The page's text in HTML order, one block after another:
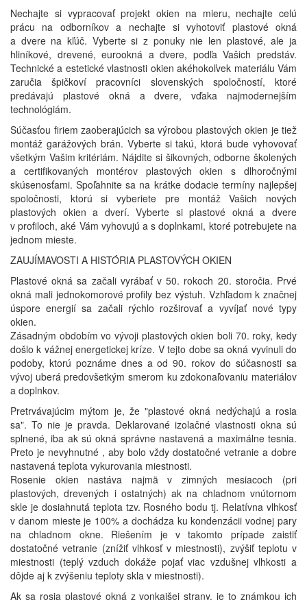
Nechajte si vypracovať projekt okien na mieru, nechajte celú
prácu na odborníkov a nechajte si vyhotoviť plastové okná
a dvere na kľúč. Vyberte si z ponuky nie len plastové, ale ja
hliníkové, drevené, eurookná a dvere, podľa Vašich predstáv.
Technické a estetické vlastnosti okien akéhokoľvek materiálu Vám
zaručia špičkoví pracovníci slovenských spoločností, ktoré
predávajú plastové okná a dvere, vďaka najmodernejším
technológiám.
Súčasťou firiem zaoberajúcich sa výrobou plastových okien je tiež
montáž garážových brán. Vyberte si takú, ktorá bude vyhovovať
všetkým Vašim kritériám. Nájdite si šikovných, odborne školených
a certifikovaných montérov plastových okien s dlhoročnými
skúsenosťami. Spoľahnite sa na krátke dodacie termíny najlepšej
spoločnosti, ktorú si vyberiete pre montáž Vašich nových
plastových okien a dverí. Vyberte si plastové okná a dvere
v profiloch, aké Vám vyhovujú a s doplnkami, ktoré potrebujete na
jednom mieste.
ZAUJÍMAVOSTI A HISTÓRIA PLASTOVÝCH OKIEN
Plastové okná sa začali vyrábať v 50. rokoch 20. storočia. Prvé
okná mali jednokomorové profily bez výstuh. Vzhľadom k značnej
úspore energií sa začali rýchlo rozširovať a vyvíjať nové typy
okien.
Zásadným obdobím vo vývoji plastových okien boli 70. roky, kedy
došlo k vážnej energetickej kríze. V tejto dobe sa okná vyvinuli do
podoby, ktorú poznáme dnes a od 90. rokov do súčasnosti sa
vývoj uberá predovšetkým smerom ku zdokonaľovaniu materiálov
a doplnkov.
Pretrvávajúcim mýtom je, že "plastové okná nedýchajú a rosia
sa". To nie je pravda. Deklarované izolačné vlastnosti okna sú
splnené, iba ak sú okná správne nastavená a maximálne tesnia.
Preto je nevyhnutné , aby bolo vždy dostatočné vetranie a dobre
nastavená teplota vykurovania miestnosti.
Rosenie okien nastáva najmä v zimných mesiacoch (pri
plastových, drevených i ostatných) ak na chladnom vnútornom
skle je dosiahnutá teplota tzv. Rosného bodu tj. Relatívna vlhkosť
v danom mieste je 100% a dochádza ku kondenzácii vodnej pary
na chladnom okne. Riešením je v takomto prípade zaistiť
dostatočné vetranie (znížiť vlhkosť v miestnosti), zvýšiť teplotu v
miestnosti (teplý vzduch dokáže pojať viac vzdušnej vlhkosti a
dôjde aj k zvýšeniu teploty skla v miestnosti).
Ak sa rosia plastové okná z vonkajšej strany, je to známkou ich